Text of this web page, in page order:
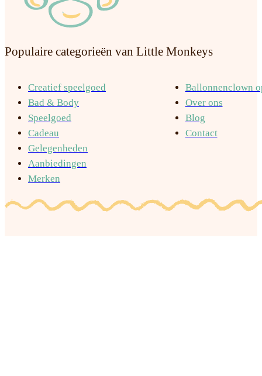
Populaire categorieën van Little Monkeys
Creatief speelgoed
Bad & Body
Speelgoed
Cadeau
Gelegenheden
Aanbiedingen
Merken
Ballonnenclown
Over ons
Blog
Contact